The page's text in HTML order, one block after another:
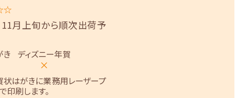
月上旬から順次出荷予
き ディズニー年賀
×
はがきに業務用レーザープ
印刷します。